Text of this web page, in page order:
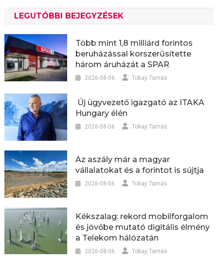
LEGUTÓBBI BEJEGYZÉSEK
Több mint 1,8 milliárd forintos
beruházással korszerűsítette
három áruházát a SPAR
2026-08-06 Tokaji Tamás
Új ügyvezető igazgató az ITAKA
Hungary élén
2026-08-06 Tokaji Tamás
Az aszály már a magyar
vállalatokat és a forintot is sújtja
2026-08-06 Tokaji Tamás
Kékszalag: rekord mobilforgalom
és jövőbe mutató digitális élmény
a Telekom hálózatán
2026-08-06 Tokaji Tamás